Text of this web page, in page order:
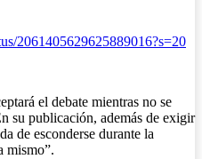
2061405629625889016?s=20
el debate mientras no se
su publicación, además de exigir
de esconderse durante la
mismo”.